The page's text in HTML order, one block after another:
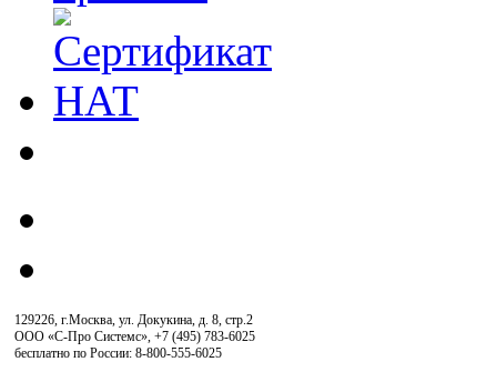
129226, г.Москва, ул. Докукина, д. 8, стр.2
ООО «С-Про Системс», +7 (495) 783-6025
бесплатно по России: 8-800-555-6025